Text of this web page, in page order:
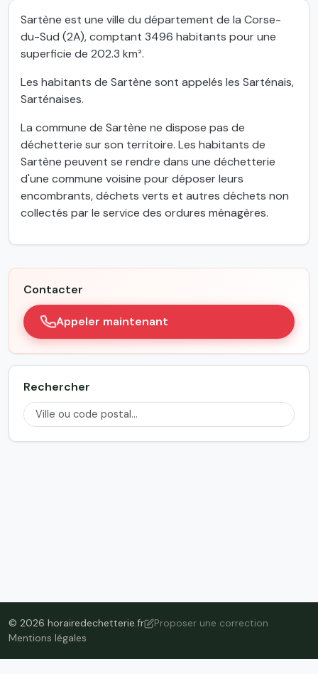
Sartène est une ville du département de la Corse-
du-Sud (2A), comptant 3496 habitants pour une
superficie de 202.3 km².
Les habitants de Sartène sont appelés les Sarténais,
Sarténaises.
La commune de Sartène ne dispose pas de
déchetterie sur son territoire. Les habitants de
Sartène peuvent se rendre dans une déchetterie
d'une commune voisine pour déposer leurs
encombrants, déchets verts et autres déchets non
collectés par le service des ordures ménagères.
Contacter
Appeler maintenant
Rechercher
© 2026 horairedechetterie.fr
Proposer une correction
Mentions légales